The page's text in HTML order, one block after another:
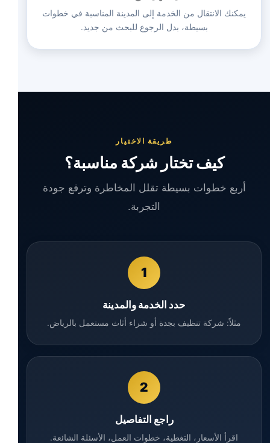
يمكنك الانتقال من الخدمة إلى المدينة المناسبة في خطوات
بسيطة، بدل الرجوع للبحث من جديد.
طريقة الاختيار
كيف تختار شركة مناسبة؟
أربع خطوات بسيطة تقلل المخاطرة وترفع جودة
التجربة.
1
حدد الخدمة والمدينة
مثلاً: شركة تنظيف بجدة أو شراء أثاث مستعمل بالرياض.
2
راجع التفاصيل
اقرأ الأسعار، التغطية، خطوات العمل، الأسئلة الشائعة.